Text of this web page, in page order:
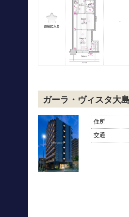
-
ガーラ・ヴィスタ大
住所
交通